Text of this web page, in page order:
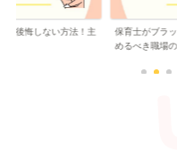
で後悔しない方法！主
保育士がブラ
めるべき職場の